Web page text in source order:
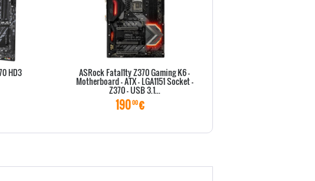
HD3 ASRock Fatal1ty Z370 Gaming K6 -
Motherboard - ATX - LGA1151 Socket -
Z370 - USB 3.1...
19000€